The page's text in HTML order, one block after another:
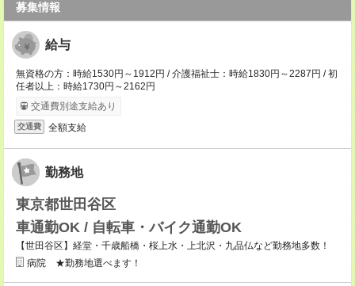
募集情報
給与
無資格の方：時給1530円～1912円 / 介護福祉士：時給1830円～2287円 / 初
任者以上：時給1730円～2162円
交通費別途支給あり
交通費 全額支給
勤務地
東京都世田谷区
車通勤OK / 自転車・バイク通勤OK
【世田谷区】経堂・千歳船橋・桜上水・上北沢・九品仏など勤務地多数！
病院 ★勤務地選べます！